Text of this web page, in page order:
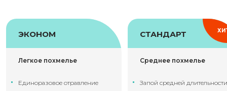
ЭКОНОМ
Легкое похмелье
Единоразовое отравление
СТАНДАРТ
Среднее похмелье
Запой средней длительности